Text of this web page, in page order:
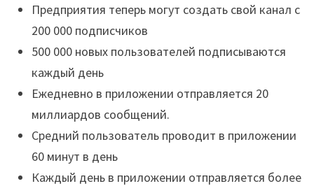
Предприятия теперь могут создать свой канал с
200 000 подписчиков
500 000 новых пользователей подписываются
каждый день
Ежедневно в приложении отправляется 20
миллиардов сообщений.
Средний пользователь проводит в приложении
60 минут в день
Каждый день в приложении отправляется более